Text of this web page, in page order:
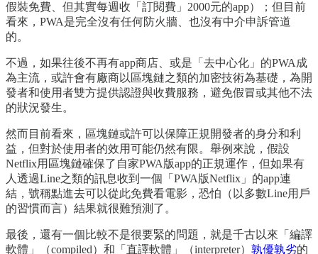
假裝免費、但其實每週收「訂閱費」2000元的app）；但目前
看來，PWA是完全沒有任何防火牆、也沒有中介申訴管道
的。
不過，如果往後不再有app商店、或是「去中心化」的PWA成
為主流，或許會有廠商以區塊鏈之類的加密技術為基礎，為開
發者和使用者雙方提供認證與收費服務，避免假冒或其他不法
的狀況發生。
然而目前看來，區塊鏈或許可以保障正規開發者的身分和利
益，但對於使用者的效用可能仍然有限。舉例來說，假設
Netflix用區塊鏈確保了自家PWA版app的正規運作，但如果有
人透過Line之類的訊息收到一個「PWA版Netflix」的app連
結，號稱點進去可以從此免費看電影，恐怕（以多數Line用戶
的習慣而言）結果就很難預測了。
最後，還有一個比較不是很要緊的問題，就是千古以來「編譯
軟體」（compiled）和「直譯軟體」（interpreter） 孰優孰劣的